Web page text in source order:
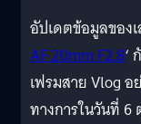
อัปเดตข้อมูลของ
AF 20mm F2.8‘
เฟรมสาย Vlog อ
ทางการในวันที่